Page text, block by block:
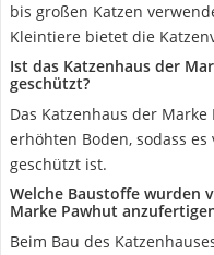
bis großen Katzen
Kleintiere bietet die
Ist das Katzenhaus der
geschützt?
Das Katzenhaus der
erhöhten Boden, sodass
geschützt ist.
Welche Baustoffe wurden
Marke Pawhut
Beim Bau des